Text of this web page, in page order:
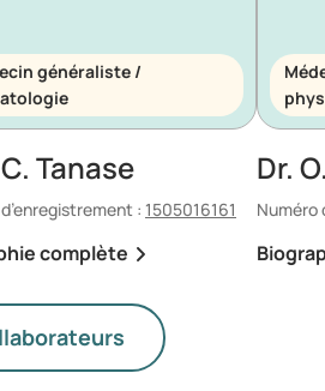
généraliste /
Tanase
: 1505016161
complète
Dr.
Numéro